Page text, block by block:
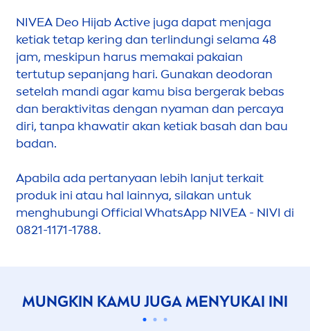
NIVEA Deo HijabActive juga dapat menjaga
ketiak tetap kering dan terlindungi selama 48
jam, meskipun harus memakai pakaian
tertutup sepanjang hari. Gunakan deodoran
setelah mandi agar kamu bisa bergerak bebas
dan beraktivitas dengan nyaman dan percaya
diri, tanpa khawatir akan ketiak basah dan bau
badan.
Apabila ada pertanyaan lebih lanjut terkait
produk ini atau hal lainnya, silakan untuk
menghubungi Official WhatsApp NIVEA - NIVI di
0821-1171-1788.
MUNGKIN KAMU JUGAMENYUKAI INI